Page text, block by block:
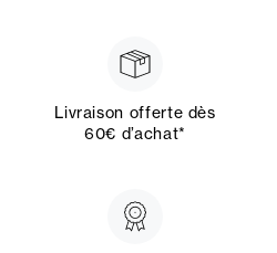
Livraison offerte dès
60€ d’achat*